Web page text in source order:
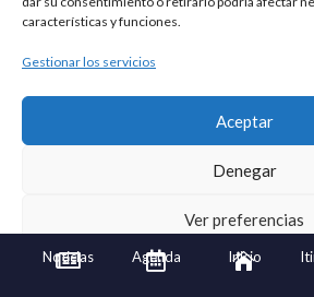
características y funciones.
Gestionar los servicios
Aceptar
Denegar
Ver preferencias
Política de privacidad Aviso

Noticias 
Agenda 
Inicio